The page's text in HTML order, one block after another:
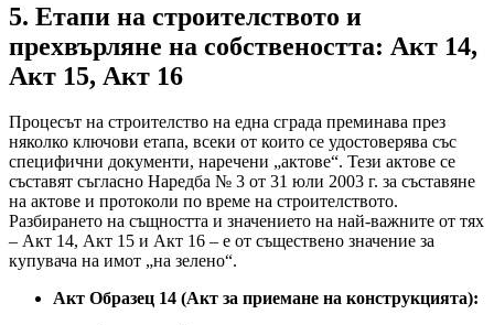
5. Етапи на строителството и
прехвърляне на собствеността: Акт 14,
Акт 15, Акт 16
Процесът на строителство на една сграда преминава през
няколко ключови етапа, всеки от които се удостоверява със
специфични документи, наречени „актове“. Тези актове се
съставят съгласно Наредба № 3 от 31 юли 2003 г. за съставяне
на актове и протоколи по време на строителството.
Разбирането на същността и значението на най-важните от тях
– Акт 14, Акт 15 и Акт 16 – е от съществено значение за
купувача на имот „на зелено“.
Акт Образец 14 (Акт за приемане на конструкцията):